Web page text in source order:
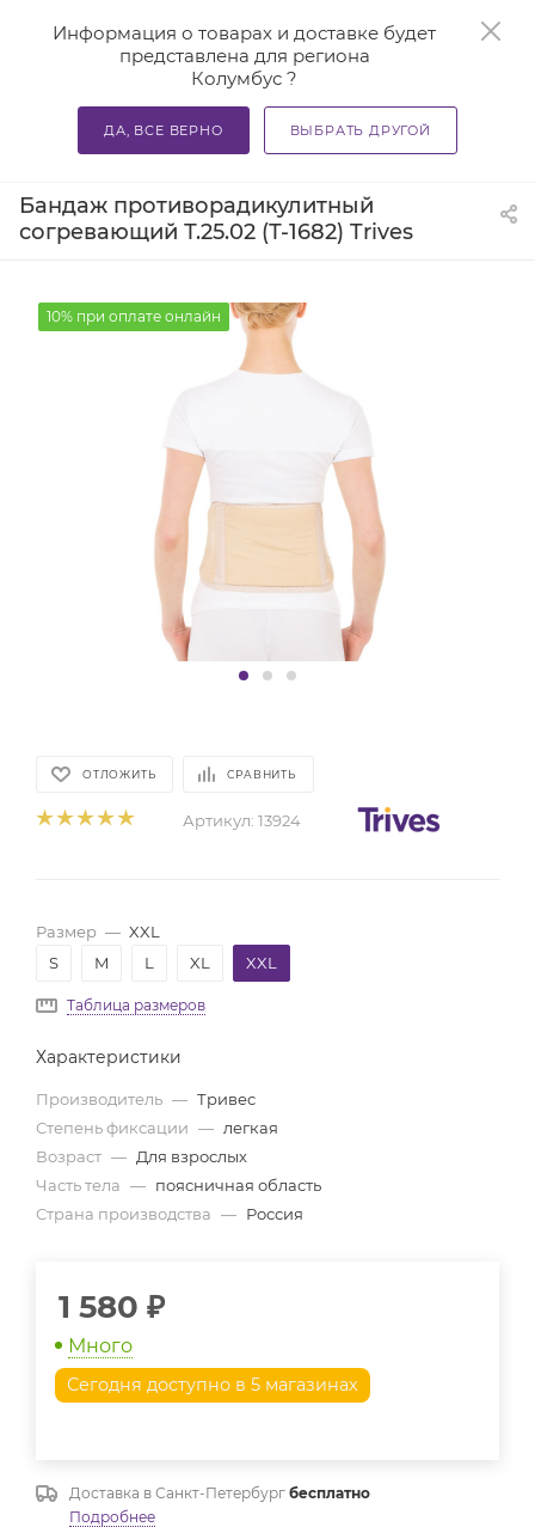
Информация о товарах и доставке будет
представлена для региона
Колумбус ?
ДА, ВСЕ ВЕРНО ВЫБРАТЬ ДРУГОЙ
— — —
Бандаж противорадикулитный
согревающий Т.25.02 (Т-1682) Trives
10% при оплате онлайн
ОТЛОЖИТЬ СРАВНИТЬ
Артикул: 13924
Размер — XXL
S
M L XL XXL
Таблица размеров
Характеристики
Производитель — Тривес
Степень фиксации — легкая
Возраст — Для взрослых
Часть тела — поясничная область
Страна производства — Россия
1 580 ₽
Много
Сегодня доступно в 5 магазинах
Доставка в Санкт-Петербург бесплатно
Подробнее